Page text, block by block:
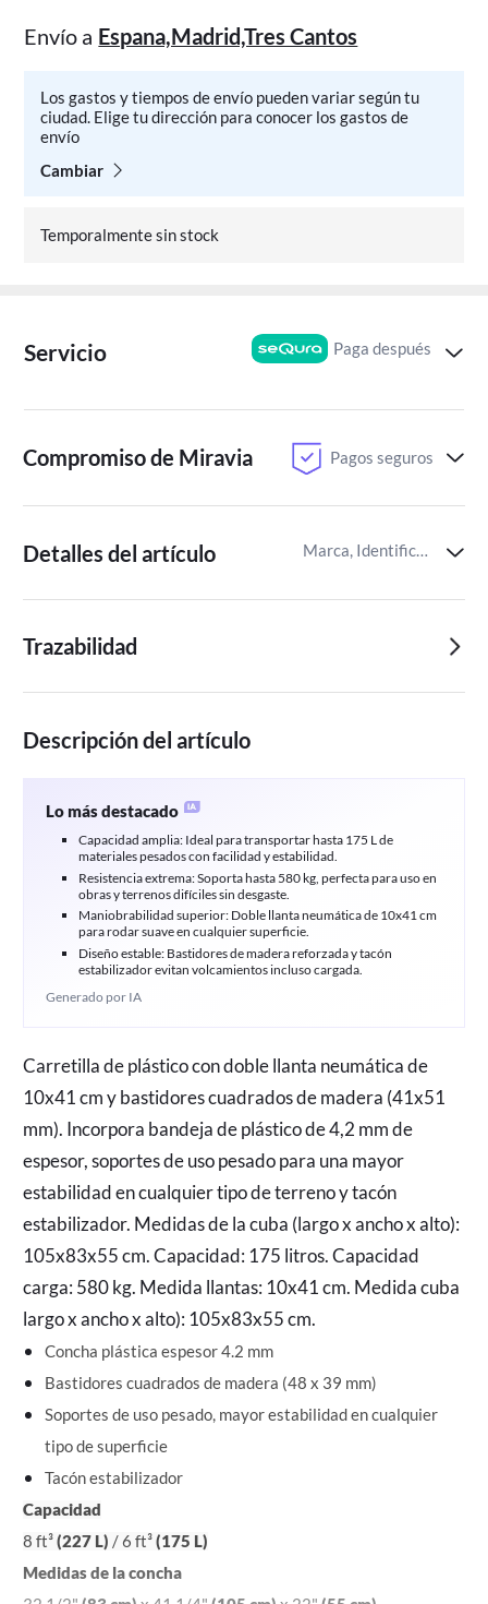
Envío a Espana,Madrid,Tres Cantos
Los gastos y tiempos de envío pueden variar según tu
ciudad. Elige tu dirección para conocer los gastos de
envío
Cambiar
Temporalmente sin stock
Servicio Paga después
Compromiso de Miravia Pagos seguros
Detalles del artículo Marca, Identificador del artículo de Miravia
Trazabilidad
Descripción del artículo
Lo más destacado
Capacidad amplia: Ideal para transportar hasta 175 L de
materiales pesados con facilidad y estabilidad.
Resistencia extrema: Soporta hasta 580 kg, perfecta para uso en
obras y terrenos difíciles sin desgaste.
Maniobrabilidad superior: Doble llanta neumática de 10x41 cm
para rodar suave en cualquier superficie.
Diseño estable: Bastidores de madera reforzada y tacón
estabilizador evitan volcamientos incluso cargada.
Generado por IA
Carretilla de plástico con doble llanta neumática de
10x41 cm y bastidores cuadrados de madera (41x51
mm). Incorpora bandeja de plástico de 4,2 mm de
espesor, soportes de uso pesado para una mayor
estabilidad en cualquier tipo de terreno y tacón
estabilizador. Medidas de la cuba (largo x ancho x alto):
105x83x55 cm. Capacidad: 175 litros. Capacidad
carga: 580 kg. Medida llantas: 10x41 cm. Medida cuba
largo x ancho x alto): 105x83x55 cm.
Concha plástica espesor 4.2 mm
Bastidores cuadrados de madera (48 x 39 mm)
Soportes de uso pesado, mayor estabilidad en cualquier
tipo de superficie
Tacón estabilizador
Capacidad
8 ft³(227 L) / 6 ft³(175 L)
Medidas de la concha